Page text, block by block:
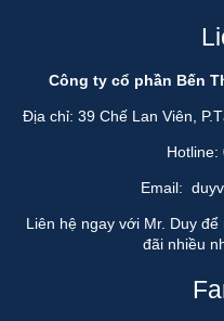
Công ty cổ phần Bến
Địa chỉ: 39 Chế Lan Viên,
Hotline:
Email:
Liên hệ ngay với Mr. Duy
đãi nhiều